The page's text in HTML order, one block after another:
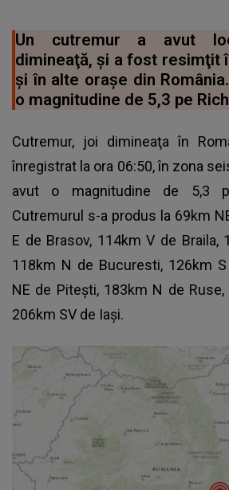
Un cutremur a avut
dimineaţă, şi a fost resimţit
şi în alte oraşe din
o magnitudine de 5,3 pe
Cutremur, joi dimineaţa în
înregistrat la ora 06:50, în zona
avut o magnitudine de 5,3
Cutremurul s-a produs la 69km
E de Brasov, 114km V de Braila,
118km N de Bucuresti, 126km
NE de Pitești, 183km N de
206km SV de Iași.